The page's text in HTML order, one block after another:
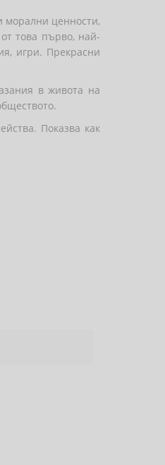
морални ценности,
това първо, най-
игри. Прекрасни
в живота на
Показва как